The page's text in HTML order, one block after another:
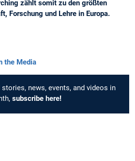
zählt somit zu den größten
Forschung und Lehre in Europa.
the Media
news, events, and videos in
subscribe here!